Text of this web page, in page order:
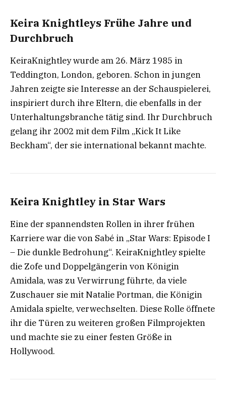
Keira Knightleys Frühe Jahre und
Durchbruch
KeiraKnightley wurde am 26. März 1985 in
Teddington, London, geboren. Schon in jungen
Jahren zeigte sie Interesse an der Schauspielerei,
inspiriert durch ihre Eltern, die ebenfalls in der
Unterhaltungsbranche tätig sind. Ihr Durchbruch
gelang ihr 2002 mit dem Film „Kick It Like
Beckham“, der sie international bekannt machte.
Keira Knightley in Star Wars
Eine der spannendsten Rollen in ihrer frühen
Karriere war die von Sabé in „Star Wars: Episode I
– Die dunkle Bedrohung“. KeiraKnightley spielte
die Zofe und Doppelgängerin von Königin
Amidala, was zu Verwirrung führte, da viele
Zuschauer sie mit Natalie Portman, die Königin
Amidala spielte, verwechselten. Diese Rolle öffnete
ihr die Türen zu weiteren großen Filmprojekten
und machte sie zu einer festen Größe in
Hollywood.